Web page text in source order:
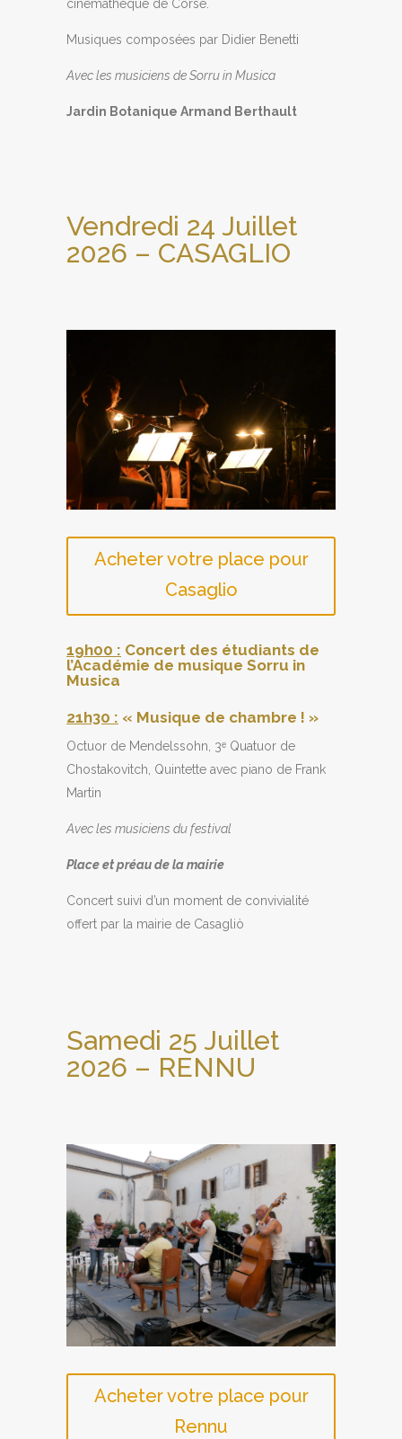
cinémathèque de Corse.
Musiques composées par Didier Benetti
Avec les musiciens de Sorru in Musica
Jardin Botanique Armand Berthault
Vendredi 24 Juillet
2026 – CASAGLIO
Acheter votre place pour
Casaglio
19h00 : Concert des étudiants de
l’Académie de musique Sorru in
Musica
21h30 : « Musique de chambre ! »
Octuor de Mendelssohn, 3ᵉ Quatuor de
Chostakovitch, Quintette avec piano de Frank
Martin
Avec les musiciens du festival
Place et préau de la mairie
Concert suivi d’un moment de convivialité
offert par la mairie de Casagliò
Samedi 25 Juillet
2026 – RENNU
Acheter votre place pour
Rennu